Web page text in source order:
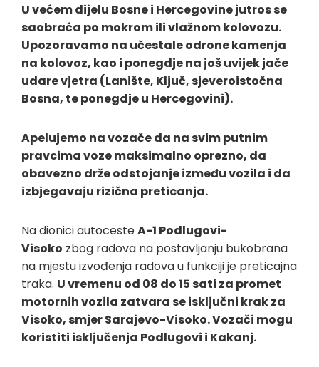
U većem dijelu Bosne i Hercegovine jutros se
saobraća po mokrom ili vlažnom kolovozu.
Upozoravamo na učestale odrone kamenja
na kolovoz, kao i ponegdje na još uvijek jače
udare vjetra (Lanište, Ključ, sjeveroistočna
Bosna, te ponegdje u Hercegovini).
Apelujemo na vozače da na svim putnim
pravcima voze maksimalno oprezno, da
obavezno drže odstojanje između vozila i da
izbjegavaju rizična preticanja.
Na dionici autocesteA-1 Podlugovi-
Visoko zbog radova na postavljanju bukobrana
na mjestu izvođenja radova u funkciji je preticajna
traka. U vremenu od 08 do 15 sati za promet
motornih vozila zatvara se isključni krak za
Visoko, smjer Sarajevo-Visoko. Vozači mogu
koristiti isključenja Podlugovi i Kakanj.